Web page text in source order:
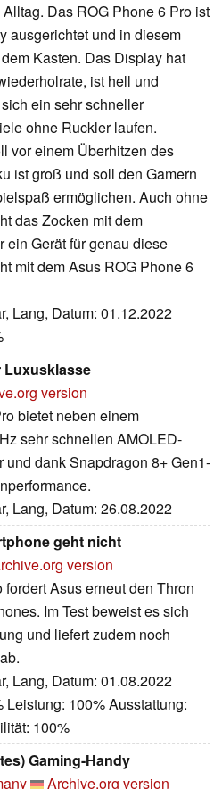
Das ROG Phone 6 Pro ist
ausgerichtet und in diesem
Kasten. Das Display hat
ist hell und
ein sehr schneller
ohne Ruckler laufen.
vor einem Überhitzen des
ist groß und soll den Gamern
ermöglichen. Auch ohne
das Zocken mit dem
Gerät für genau diese
mit dem Asus ROG Phone 6
Lang, Datum: 01.12.2022
Luxusklasse
version
bietet neben einem
sehr schnellen AMOLED-
dank Snapdragon 8+ Gen1-
Lang, Datum: 26.08.2022
geht nicht
version
Asus erneut den Thron
Im Test beweist es sich
und liefert zudem noch
Lang, Datum: 01.08.2022
Leistung: 100% Ausstattung:
100%
Gaming-Handy
Archive.org version